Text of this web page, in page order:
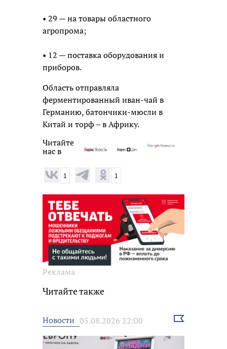
• 29 — на товары областного
агропрома;
• 12 — поставка оборудования и
приборов.
Область отправляла
ферментированный иван-чай в
Германию, батончики-мюсли в
Китай и торф – в Африку.
Читайте
нас в
1 1
Реклама
Читайте также
Новости 05.08.2026 22:00
Выбрать